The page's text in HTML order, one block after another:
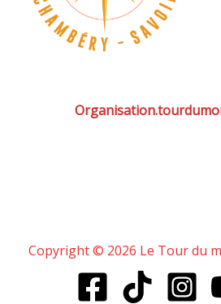
Copyright © 2026 Le Tour du